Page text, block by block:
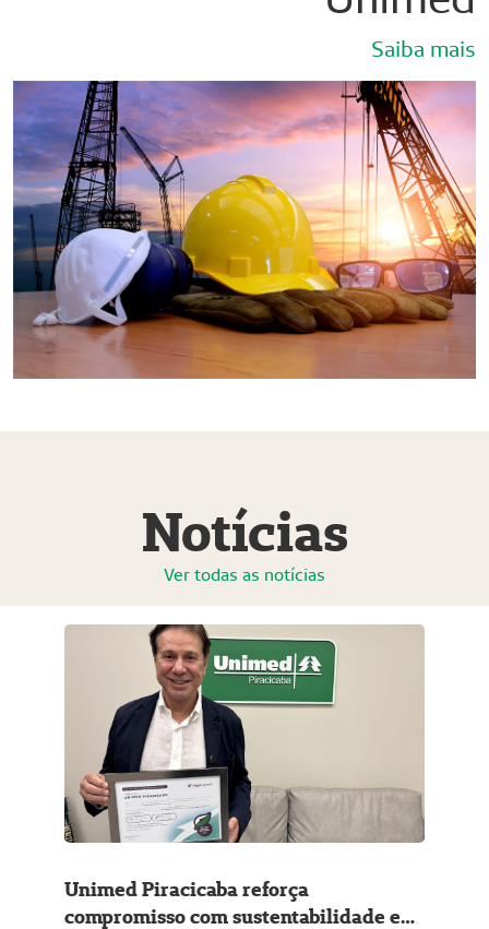
Saiba mais
Notícias
Ver todas as notícias
Unimed Piracicaba reforça
compromisso com sustentabilidade e